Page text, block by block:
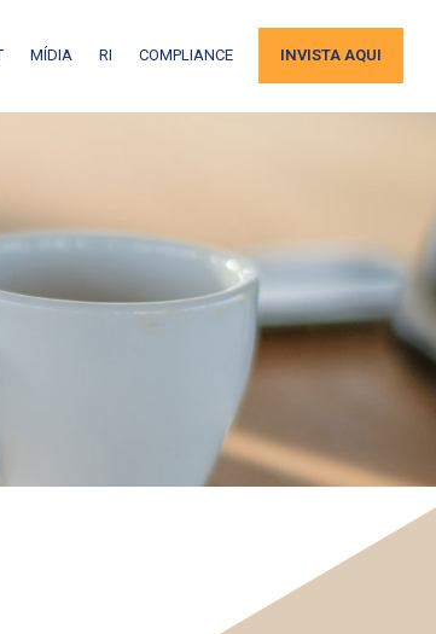
MÍDIA RI COMPLIANCE INVISTA AQUI